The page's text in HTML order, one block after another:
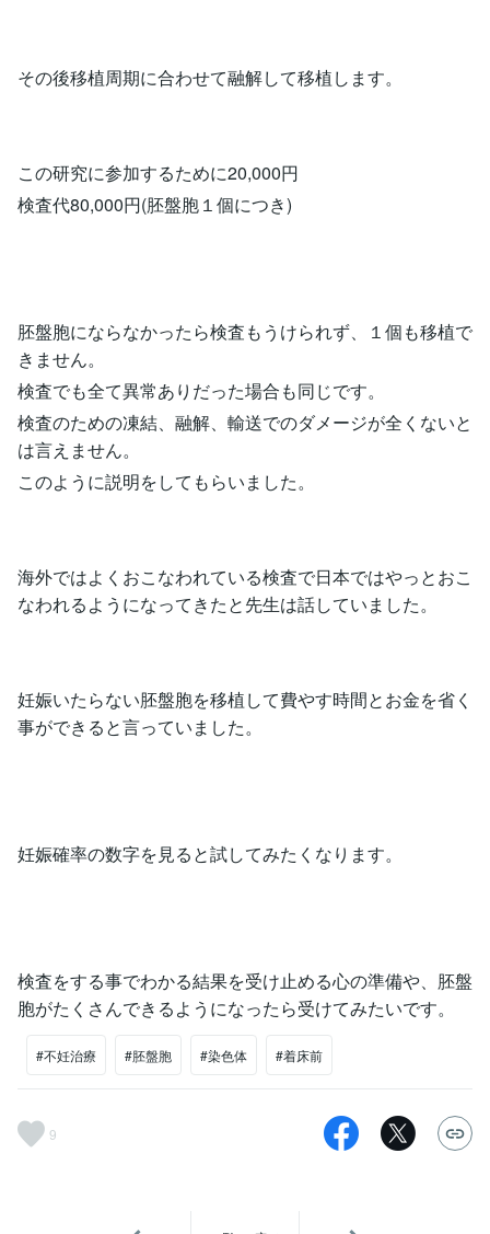
その後移植周期に合わせて融解して移植します。
この研究に参加するために20,000円
検査代80,000円(胚盤胞１個につき)
胚盤胞にならなかったら検査もうけられず、１個も移植で
きません。
検査でも全て異常ありだった場合も同じです。
検査のための凍結、融解、輸送でのダメージが全くないと
は言えません。
このように説明をしてもらいました。
海外ではよくおこなわれている検査で日本ではやっとおこ
なわれるようになってきたと先生は話していました。
妊娠いたらない胚盤胞を移植して費やす時間とお金を省く
事ができると言っていました。
妊娠確率の数字を見ると試してみたくなります。
検査をする事でわかる結果を受け止める心の準備や、胚盤
胞がたくさんできるようになったら受けてみたいです。
#不妊治療 #胚盤胞 #染色体 #着床前
9